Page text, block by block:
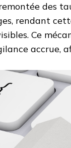
des
rendant
Ce
accrue,